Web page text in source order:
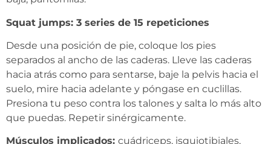
Squat jumps: 3 series de 15 repeticiones
Desde una posición de pie, coloque los pies
separados al ancho de las caderas. Lleve las caderas
hacia atrás como para sentarse, baje la pelvis hacia el
suelo, mire hacia adelante y póngase en cuclillas.
Presiona tu peso contra los talones y salta lo más alto
que puedas. Repetir sinérgicamente.
Músculos implicados: cuádriceps, isquiotibiales,